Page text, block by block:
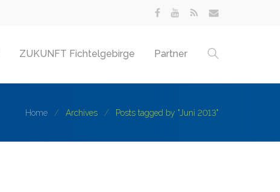
ZUKUNFT Fichtelgebirge Partner
Home Archives Posts tagged by "Juni 2013"